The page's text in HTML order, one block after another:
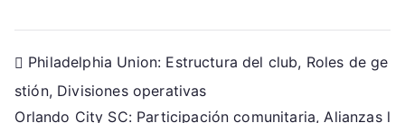
Post
navigation
Philadelphia Union: Estructura del club, Roles de ge
stión, Divisiones operativas
Orlando City SC: Participación comunitaria, Alianzas l